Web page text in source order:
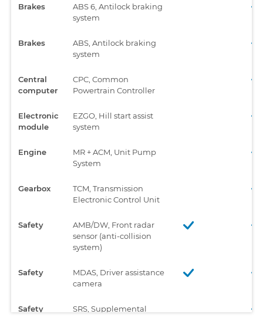
Brakes
ABS 6, Antilock braking
system
Brakes
ABS, Antilock braking
system
Central
computer
CPC, Common
Powertrain Controller
Electronic
module
EZGO, Hill start assist
system
Engine
MR + ACM, Unit Pump
System
Gearbox
TCM, Transmission
Electronic Control Unit
Safety
AMB/DW, Front radar
sensor (anti-collision
system)
Safety
MDAS, Driver assistance
camera
Safety
SRS, Supplemental